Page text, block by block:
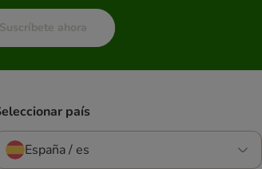
Suscríbete ahora
país
España / es